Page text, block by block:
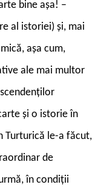
bine așa! –
al istoriei) și, mai
așa cum,
ale mai multor
și o istorie în
Turturică le-a făcut,
de
în condiții